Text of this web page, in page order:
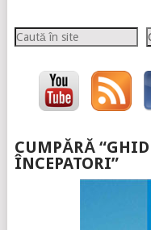
Caută
CUMPĂRĂ
ÎNCEPATORI”